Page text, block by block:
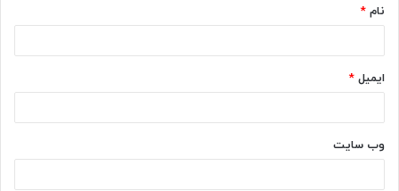
نام *
ایمیل *
وب‌ سایت